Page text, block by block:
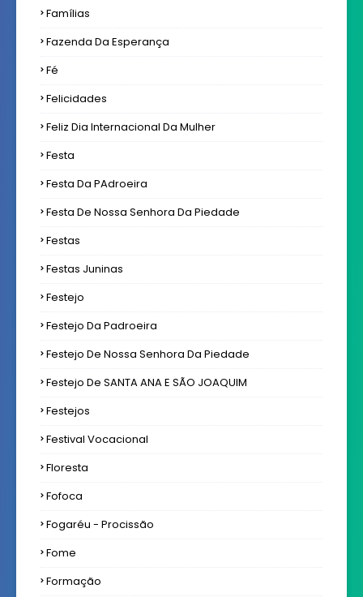
Famílias
Fazenda Da Esperança
Fé
Felicidades
Feliz Dia Internacional Da Mulher
Festa
Festa Da PAdroeira
Festa De Nossa Senhora Da Piedade
Festas
Festas Juninas
Festejo
Festejo Da Padroeira
Festejo De Nossa Senhora Da Piedade
Festejo De SANTA ANA E SÃO JOAQUIM
Festejos
Festival Vocacional
Floresta
Fofoca
Fogaréu - Procissão
Fome
Formação